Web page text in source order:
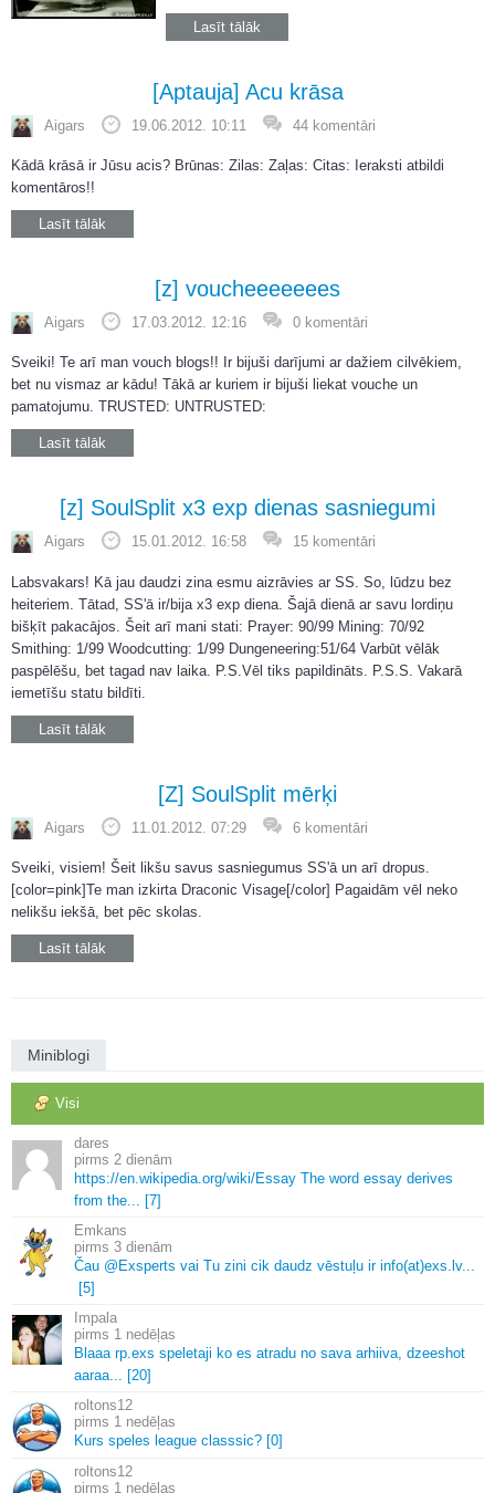
Lasīt tālāk
[Aptauja] Acu krāsa
Aigars 19.06.2012. 10:11 44 komentāri
Kādā krāsā ir Jūsu acis? Brūnas: Zilas: Zaļas: Citas: Ieraksti atbildi
komentāros!!
Lasīt tālāk
[z] voucheeeeeees
Aigars 17.03.2012. 12:16 0 komentāri
Sveiki! Te arī man vouch blogs!! Ir bijuši darījumi ar dažiem cilvēkiem,
bet nu vismaz ar kādu! Tākā ar kuriem ir bijuši liekat vouche un
pamatojumu. TRUSTED: UNTRUSTED:
Lasīt tālāk
[z] SoulSplit x3 exp dienas sasniegumi
Aigars 15.01.2012. 16:58 15 komentāri
Labsvakars! Kā jau daudzi zina esmu aizrāvies ar SS. So, lūdzu bez
heiteriem. Tātad, SS'ā ir/bija x3 exp diena. Šajā dienā ar savu lordiņu
bišķīt pakacājos. Šeit arī mani stati: Prayer: 90/99 Mining: 70/92
Smithing: 1/99 Woodcutting: 1/99 Dungeneering:51/64 Varbūt vēlāk
paspēlēšu, bet tagad nav laika. P.S.Vēl tiks papildināts. P.S.S. Vakarā
iemetīšu statu bildīti.
Lasīt tālāk
[Z] SoulSplit mērķi
Aigars 11.01.2012. 07:29 6 komentāri
Sveiki, visiem! Šeit likšu savus sasniegumus SS'ā un arī dropus.
[color=pink]Te man izkirta Draconic Visage[/color] Pagaidām vēl neko
nelikšu iekšā, bet pēc skolas.
Lasīt tālāk
Miniblogi
Visi
dares
2 dienām
https://en.wikipedia.org/wiki/Essay The word essay derives
from the... [7]
Emkans
3 dienām
Čau @Exsperts vai Tu zini cik daudz vēstuļu ir info(at)exs. lv...
[5]
Impala
1 nedēļas
Blaaa rp.exs speletaji ko es atradu no sava arhiiva, dzeeshot
aaraa... [20]
roltons12
1 nedēļas
Kurs speles league classsic? [0]
roltons12
1 nedēļas